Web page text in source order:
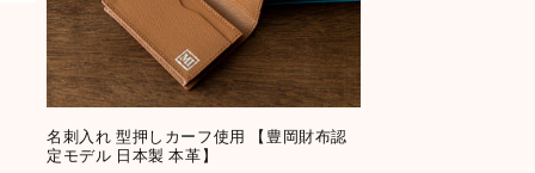
名刺入れ 型押しカーフ使用 【豊岡財布認
定モデル 日本製 本革】